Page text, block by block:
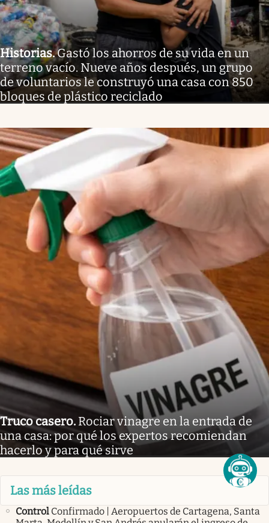
Historias.Gastó los ahorros de su vida en un
terreno vacío. Nueve años después, un grupo
de voluntarios le construyó una casa con 850
bloques de plástico reciclado
Truco casero. Rociar vinagre en la entrada de
una casa: por qué los expertos recomiendan
hacerlo y para qué sirve
Las más leídas
Control Confirmado | Aeropuertos de Cartagena, Santa